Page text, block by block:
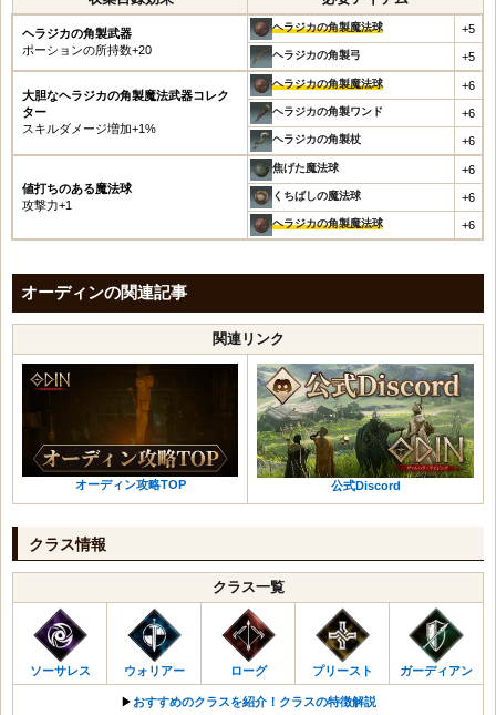
レーヴァテインの短剣
レーヴァテインのメイス・盾
ヘイムダルの槍・盾
ヘイムダルの双斧
アールヴの世界樹の兜
イーヴァルディの武器レシピの切れ端
青の精粋の欠片
凍てつく涙の精粋の欠片
イーヴァルディの武器レシピ
青の精粋
凍てつく涙の精粋
ウルフバートの大剣
ウルフバートの魔法球
ウルフバートワンド
ウルフバートの弓
ウルフバートの短剣
ウルフバートの杖
ウルフバートのメイス・盾
アンドヴァリの装飾品レシピの切れ端
アンドヴァリの装飾品レシピ
眩いルーンボックス
青い刃の剣・盾
青い刃の戦斧
青い刃の魔法球
ヘラジカの角製武器
ポーションの所持数+20
ヘラジカの角製魔法球 +5
ヘラジカの角製弓 +5
大胆なヘラジカの角製魔法武器コレク
ター
スキルダメージ増加+1%
ヘラジカの角製魔法球 +6
ヘラジカの角製ワンド +6
ヘラジカの角製杖 +6
値打ちのある魔法球
攻撃力+1
焦げた魔法球 +6
くちばしの魔法球 +6
ヘラジカの角製魔法球 +6
オーディンの関連記事
関連リンク
オーディン攻略TOP 公式Discord
クラス情報
クラス一覧
ソーサレス ウォリアー ローグ プリースト ガーディアン
▶︎ おすすめのクラスを紹介！クラスの特徴解説